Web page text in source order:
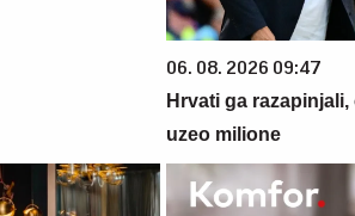
06. 08. 2026 09:47
Hrvati ga
uzeo milione